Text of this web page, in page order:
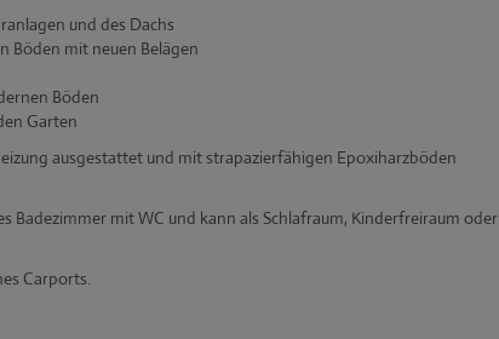
und des Dachs
Böden mit neuen Belägen
Böden
Garten
ausgestattet und mit strapazierfähigen Epoxiharzböden
Badezimmer mit WC und kann als Schlafraum, Kinderfreiraum oder
Carports.